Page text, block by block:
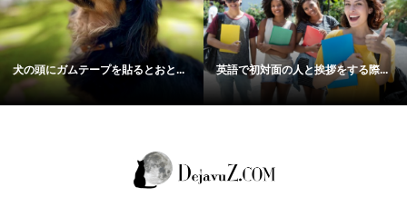
犬の頭にガムテープを貼るとおと... 英語で初対面の人と挨拶をする際...